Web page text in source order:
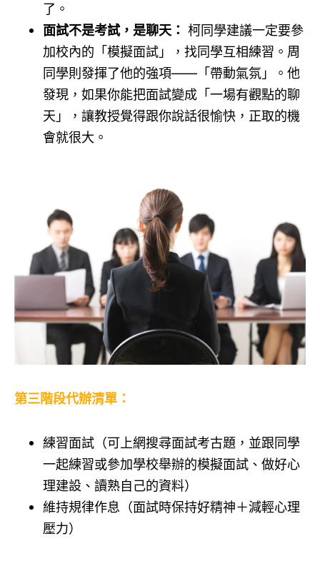
了。
面試不是考試，是聊天： 柯同學建議一定要參
加校內的「模擬面試」，找同學互相練習。周
同學則發揮了他的強項——「帶動氣氛」。他
發現，如果你能把面試變成「一場有觀點的聊
天」，讓教授覺得跟你說話很愉快，正取的機
會就很大。
第三階段代辦清單：
練習面試（可上網搜尋面試考古題，並跟同學
一起練習或參加學校舉辦的模擬面試、做好心
理建設、讀熟自己的資料）
維持規律作息（面試時保持好精神＋減輕心理
壓力）